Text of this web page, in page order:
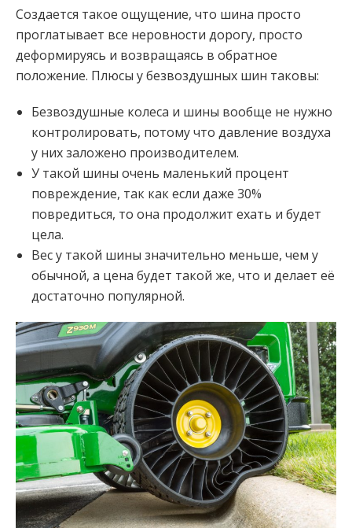
Создается такое ощущение, что шина просто
проглатывает все неровности дорогу, просто
деформируясь и возвращаясь в обратное
положение. Плюсы у безвоздушных шин таковы:
Безвоздушные колеса и шины вообще не нужно
контролировать, потому что давление воздуха
у них заложено производителем.
У такой шины очень маленький процент
повреждение, так как если даже 30%
повредиться, то она продолжит ехать и будет
цела.
Вес у такой шины значительно меньше, чем у
обычной, а цена будет такой же, что и делает её
достаточно популярной.